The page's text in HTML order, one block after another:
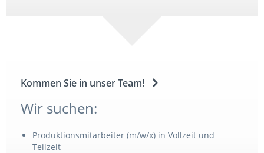
Kommen Sie in unser Team!
Wir suchen:
Produktionsmitarbeiter (m/w/x) in Vollzeit und
Teilzeit